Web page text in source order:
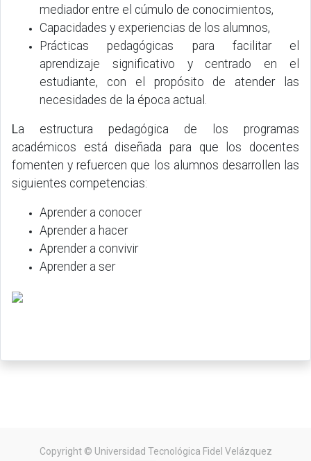
mediador entre el cúmulo de conocimientos,
Capacidades y experiencias de los alumnos,
Prácticas pedagógicas para facilitar el
aprendizaje significativo y centrado en el
estudiante, con el propósito de atender las
necesidades de la época actual.
La estructura pedagógica de los programas
académicos está diseñada para que los docentes
fomenten y refuercen que los alumnos desarrollen las
siguientes competencias:
Aprender a conocer
Aprender a hacer
Aprender a convivir
Aprender a ser
Copyright © Universidad Tecnológica Fidel Velázquez